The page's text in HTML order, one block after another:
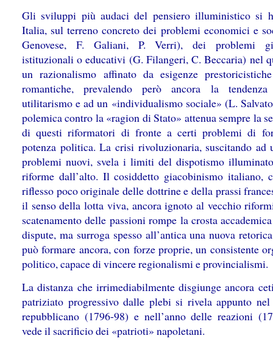
Gli sviluppi più audaci del pensiero illuministico si
Italia, sul terreno concreto dei problemi economici e
Genovese, F. Galiani, P. Verri), dei problemi
istituzionali o educativi (G. Filangeri, C. Beccaria) nel
un razionalismo affinato da esigenze
romantiche, prevalendo però ancora la
utilitarismo e ad un «individualismo sociale» (L.
polemica contro la «ragion di Stato» attenua sempre la
di questi riformatori di fronte a certi problemi di
potenza politica. La crisi rivoluzionaria, suscitando ad
problemi nuovi, svela i limiti del dispotismo
riforme dall’alto. Il cosiddetto giacobinismo italiano,
riflesso poco originale delle dottrine e della prassi
il senso della lotta viva, ancora ignoto al vecchio
scatenamento delle passioni rompe la crosta
dispute, ma surroga spesso all’antica una nuova
può formare ancora, con forze proprie, un consistente
politico, capace di vincere regionalismi e provincialismi.
La distanza che irrimediabilmente disgiunge ancora
patriziato progressivo dalle plebi si rivela appunto
repubblicano (1796-98) e nell’anno delle reazioni
vede il sacrificio dei «patrioti» napoletani.